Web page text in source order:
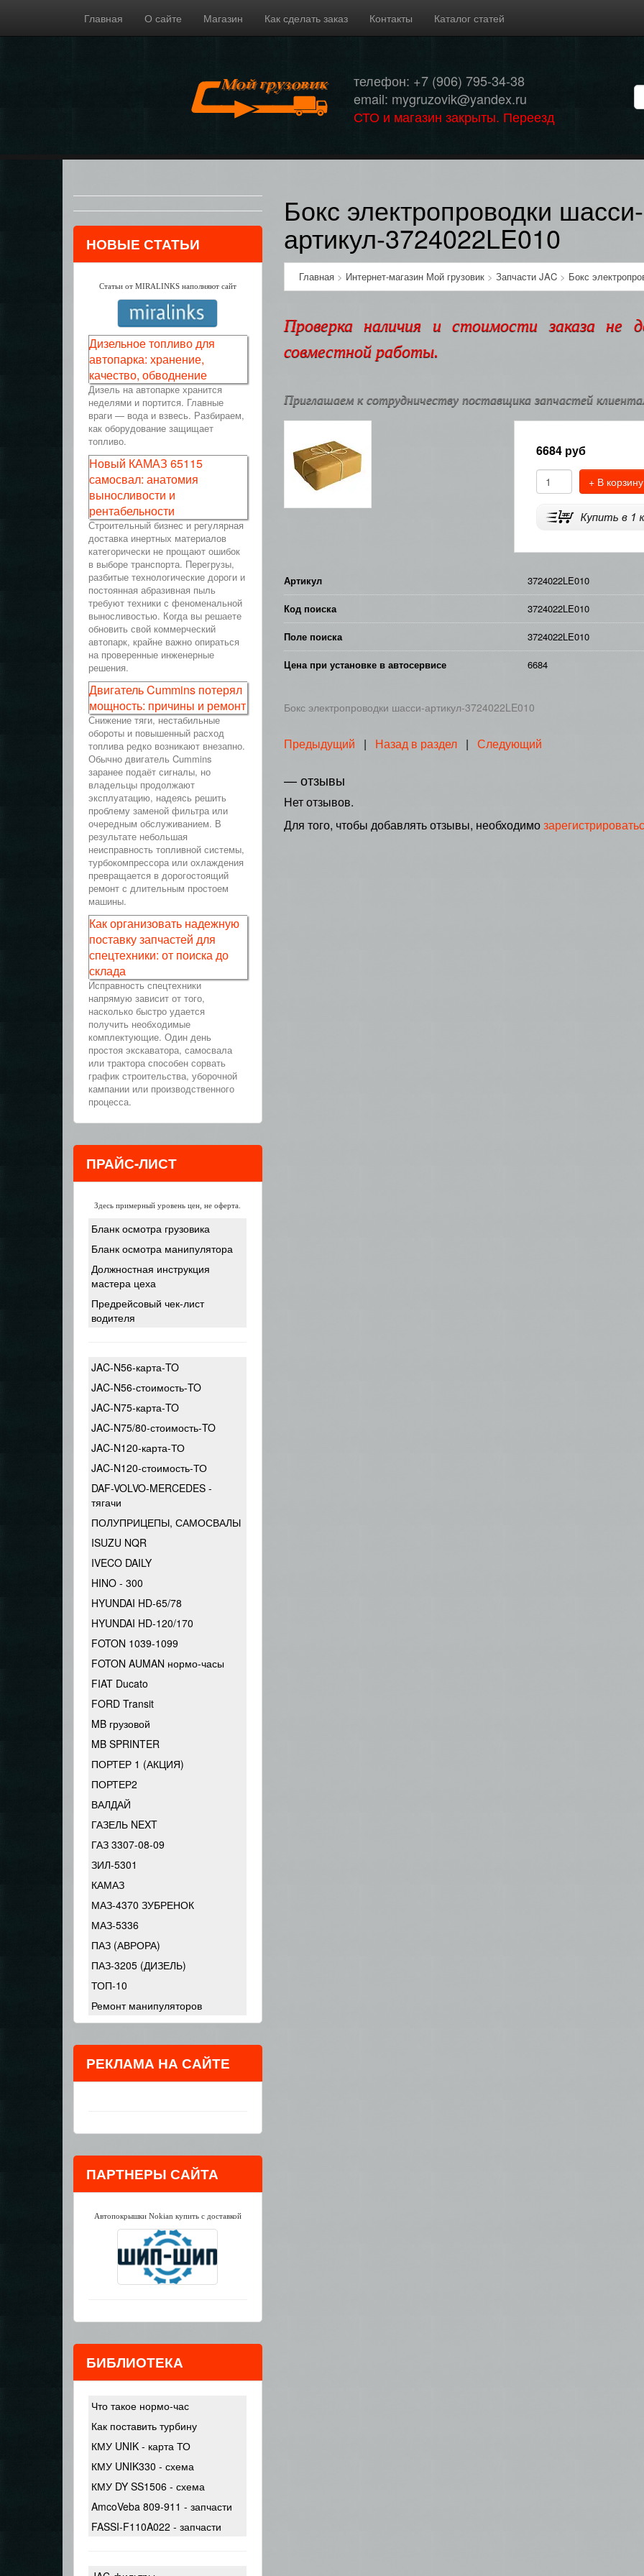
Главная О сайте Магазин Как сделать заказ Контакты Каталог статей
телефон: +7 (906) 795-34-38
email: mygruzovik@yandex.ru
СТО и магазин закрыты. Переезд
Бокс электропроводки шасси-
артикул-3724022LE010
Главная> Интернет-магазин Мой грузовик> Запчасти JAC> Бокс
Проверка наличия и стоимости заказа не
совместной работы.
Приглашаем к сотрудничеству поставщика запчастей
6684руб
+ В корзину
Артикул 3724022LE010
Код поиска 3724022LE010
Поле поиска 3724022LE010
Цена при установке в автосервисе 6684
Бокс электропроводки шасси-артикул-3724022LE010
Предыдущий | Назад в раздел| Следующий
— отзывы
Нет отзывов.
Для того, чтобы добавлять отзывы, необходимо
НОВЫЕ СТАТЬИ
Статьи от MIRALINKS наполняют сайт
Дизельное топливо для
автопарка: хранение,
качество, обводнение
Дизель на автопарке хранится
неделями и портится. Главные
враги — вода и взвесь. Разбираем,
как оборудование защищает
топливо.
Новый КАМАЗ 65115
самосвал: анатомия
выносливости и
рентабельности
Строительный бизнес и регулярная
доставка инертных материалов
категорически не прощают ошибок
в выборе транспорта. Перегрузы,
разбитые технологические дороги и
постоянная абразивная пыль
требуют техники с феноменальной
выносливостью. Когда вы решаете
обновить свой коммерческий
автопарк, крайне важно опираться
на проверенные инженерные
решения.
Двигатель Cummins потерял
мощность: причины и ремонт
Снижение тяги, нестабильные
обороты и повышенный расход
топлива редко возникают внезапно.
Обычно двигатель Cummins
заранее подаёт сигналы, но
владельцы продолжают
эксплуатацию, надеясь решить
проблему заменой фильтра или
очередным обслуживанием. В
результате небольшая
неисправность топливной системы,
турбокомпрессора или охлаждения
превращается в дорогостоящий
ремонт с длительным простоем
машины.
Как организовать надежную
поставку запчастей для
спецтехники: от поиска до
склада
Исправность спецтехники
напрямую зависит от того,
насколько быстро удается
получить необходимые
комплектующие. Один день
простоя экскаватора, самосвала
или трактора способен сорвать
график строительства, уборочной
кампании или производственного
процесса.
ПРАЙС-ЛИСТ
Здесь примерный уровень цен, не оферта.
Бланк осмотра грузовика
Бланк осмотра манипулятора
Должностная инструкция
мастера цеха
Предрейсовый чек-лист
водителя
JAC-N56-карта-TO
JAC-N56-стоимость-TO
JAC-N75-карта-TO
JAC-N75/80-стоимость-TO
JAC-N120-карта-ТО
JAC-N120-стоимость-ТО
DAF-VOLVO-MERCEDES -
тягачи
ПОЛУПРИЦЕПЫ, САМОСВАЛЫ
ISUZU NQR
IVECO DAILY
HINO - 300
HYUNDAI HD-65/78
HYUNDAI HD-120/170
FOTON 1039-1099
FOTON AUMAN нормо-часы
FIAT Ducato
FORD Transit
MB грузовой
MB SPRINTER
ПОРТЕР 1 (АКЦИЯ)
ПОРТЕР2
ВАЛДАЙ
ГАЗЕЛЬ NEXT
ГАЗ 3307-08-09
ЗИЛ-5301
КАМАЗ
МАЗ-4370 ЗУБРЕНОК
МАЗ-5336
ПАЗ (АВРОРА)
ПАЗ-3205 (ДИЗЕЛЬ)
ТОП-10
Ремонт манипуляторов
РЕКЛАМА НА САЙТЕ
ПАРТНЕРЫ САЙТА
Автопокрышки Nokian купить с доставкой
БИБЛИОТЕКА
Что такое нормо-час
Как поставить турбину
КМУ UNIK - карта ТО
КМУ UNIK330 - схема
КМУ DY SS1506 - схема
AmcoVeba 809-911 - запчасти
FASSI-F110A022 - запчасти